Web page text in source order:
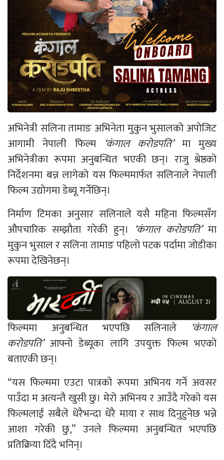
अभिनेत्री सलिना तामाङ अभिनेता मुकुन भुसालको अपोजिट
आगामी नेपाली फिल्म ‘कंगाल करोडपति’मा मुख्य
अभिनेत्रीका रूपमा अनुबन्धित भएकी छन्। राजु श्रेष्ठको
निर्देशनमा बन्न लागेको यस फिल्ममार्फत सलिनाले नेपाली
फिल्म उद्योगमा डेब्यू गर्नेछिन्।
निर्माण टिमका अनुसार सलिनाले यसै महिना फिल्मसँग
औपचारिक सम्झौता गरेकी हुन्। ‘कंगाल करोडपति’मा
मुकुन भुसाल र सलिना तामाङ पहिलो पटक पर्दामा जोडीका
रूपमा देखिनेछन्।
फिल्ममा अनुबन्धित भएपछि सलिनाले ‘कंगाल
करोडपति’आफ्नो डेब्यूका लागि उपयुक्त फिल्म भएको
बताएकी छन्।
“यस फिल्ममा एउटा पात्रको रूपमा अभिनय गर्ने अवसर
पाउँदा म अत्यन्तै खुसी छु। मेरो अभिनय र आउँदै गरेको यस
फिल्मलाई सबैले धेरैभन्दा धेरै माया र साथ दिनुहुनेछ भन्ने
आशा गरेकी छु,” उनले फिल्ममा अनुबन्धित भएपछि
प्रतिक्रिया दिँदै भनिन्।